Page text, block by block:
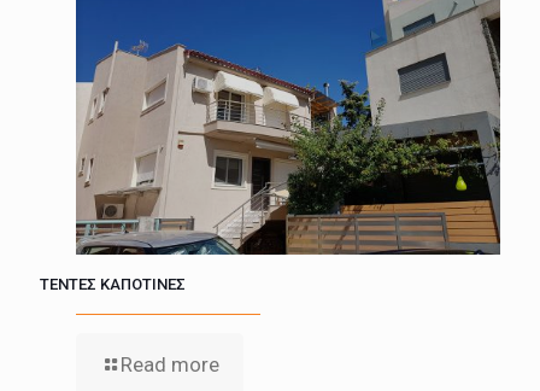
ΤΕΝΤΕΣ ΚΑΠΟΤΙΝΕΣ
Read more